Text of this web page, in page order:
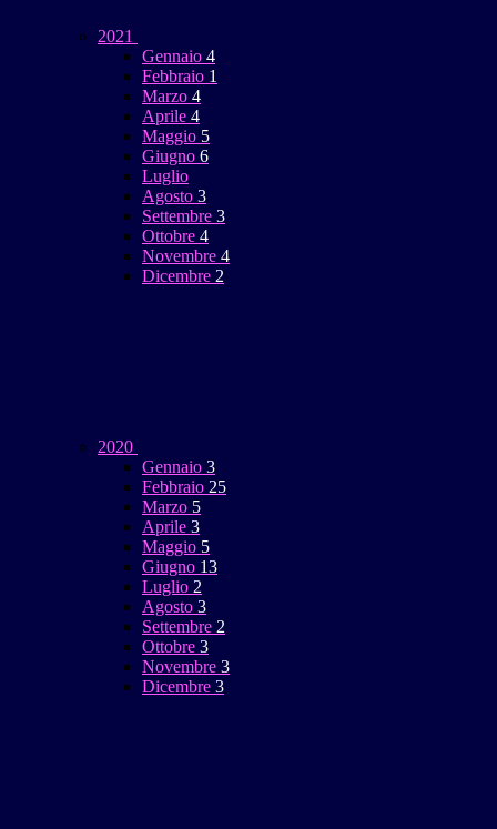
2021
Gennaio 4
Febbraio 1
Marzo 4
Aprile 4
Maggio 5
Giugno 6
Luglio
Agosto 3
Settembre 3
Ottobre 4
Novembre 4
Dicembre 2
2020
Gennaio 3
Febbraio 25
Marzo 5
Aprile 3
Maggio 5
Giugno 13
Luglio 2
Agosto 3
Settembre 2
Ottobre 3
Novembre 3
Dicembre 3